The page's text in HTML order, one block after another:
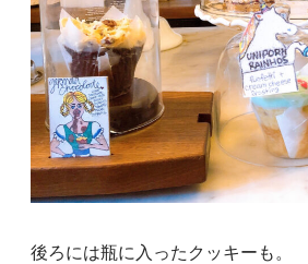
後ろには瓶に入ったクッキーも。